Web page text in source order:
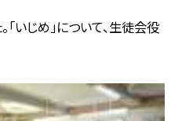
いじめ」について、生徒会役